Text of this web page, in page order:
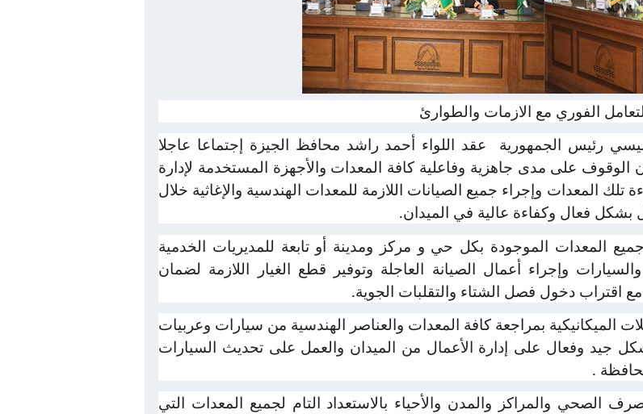
الفوري مع الازمات والطوارئ
رئيس الجمهورية
عقد اللواء أحمد راشد محافظ الجيزة إجتماعا عاجلا
الوقوف على مدى جاهزية وفاعلية كافة المعدات والأجهزة المستخدمة لإدارة
المعدات وإجراء جميع الصيانات اللازمة للمعدات الهندسية والإغاثية خلال
بشكل فعال وكفاءة عالية في الميدان.
المعدات الموجودة بكل حي و مركز ومدينة أو تابعة للمديريات الخدمية
وإجراء أعمال الصيانة العاجلة وتوفير قطع الغيار اللازمة لضمان
اقتراب دخول فصل الشتاء والتقلبات الجوية.
الميكانيكية بمراجعة كافة المعدات والعناصر الهندسية من سيارات وعربيات
جيد وفعال على إدارة الأعمال من الميدان والعمل على تحديث السيارات
.
والمراكز والمدن والأحياء بالاستعداد التام لجميع المعدات التي